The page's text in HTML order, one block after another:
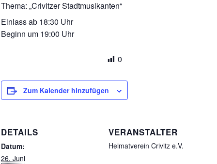
Thema: „Crivitzer Stadtmusikanten“
Einlass ab 18:30 Uhr
Beginn um 19:00 Uhr
0
Zum Kalender hinzufügen
DETAILS
Datum:
26. Juni
VERANSTALTER
Heimatverein Crivitz e.V.